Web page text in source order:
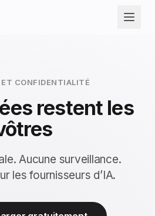
CONFIDENTIALITÉ
restent les
Aucune surveillance.
les fournisseurs d’IA.